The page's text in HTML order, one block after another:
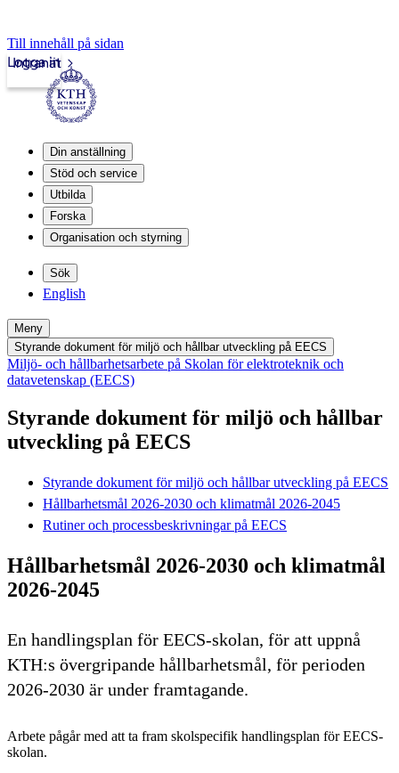
Till innehåll på sidan
Intranät
Logga in
Din anställning
Stöd och service
Utbilda
Forska
Organisation och styrning
Sök
English
Meny
Styrande dokument för miljö och hållbar utveckling på EECS
Miljö- och hållbarhetsarbete på Skolan för elektroteknik och
datavetenskap (EECS)
Styrande dokument för miljö och hållbar
utveckling på EECS
Styrande dokument för miljö och hållbar utveckling på EECS
Hållbarhetsmål 2026-2030 och klimatmål 2026-2045
Rutiner och processbeskrivningar på EECS
Hållbarhetsmål 2026-2030 och klimatmål
2026-2045
En handlingsplan för EECS-skolan, för att uppnå
KTH:s övergripande hållbarhetsmål, för perioden
2026-2030 är under framtagande.
Arbete pågår med att ta fram skolspecifik handlingsplan för EECS-
skolan.